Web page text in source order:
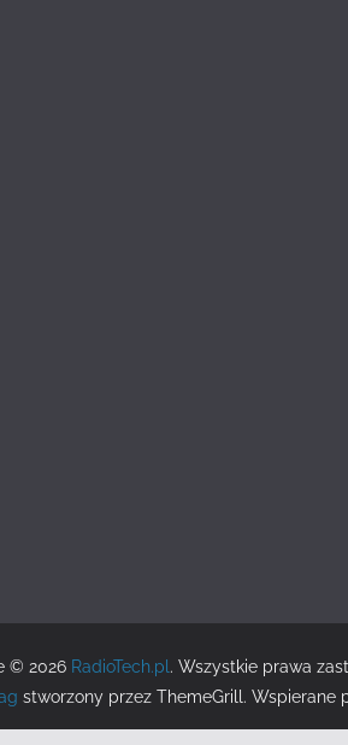
© 2026 RadioTech.pl . Wszystkie prawa
stworzony przez ThemeGrill. Wspierane